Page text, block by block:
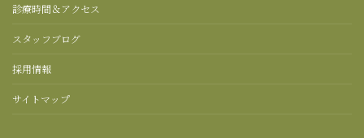
診療時間＆アクセス
スタッフブログ
採用情報
サイトマップ